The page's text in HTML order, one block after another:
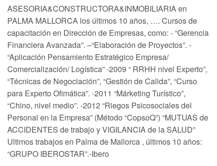
ASESORIA&CONSTRUCTORA&INMOBILIARIA en
PALMA MALLORCA los últimos 10 años, …. Cursos de
capacitación en Dirección de Empresas, como: - “Gerencia
Financiera Avanzada”. –“Elaboración de Proyectos”. -
“Aplicación Pensamiento Estratégico Empresa/
Comercialización/ Logística” -2009 “ RRHH nivel Experto”,
“Técnicas de Negociación”, “Gestión de Calida”, “Curso
para Experto Ofimática”. -2011 “Márketing Turístico”,
“Chino, nivel medio”. -2012 “Riegos Psicosociales del
Personal en la Empresa” (Método “CopsoQ”) “MUTUAS de
ACCIDENTES de trabajo y VIGILANCIA de la SALUD”
Ultimos trabajos en Palma de Mallorca , últimos 10 años:
“GRUPO IBEROSTAR”.-Ibero